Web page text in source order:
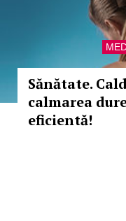
Sănătate.
calmarea
eficientă!